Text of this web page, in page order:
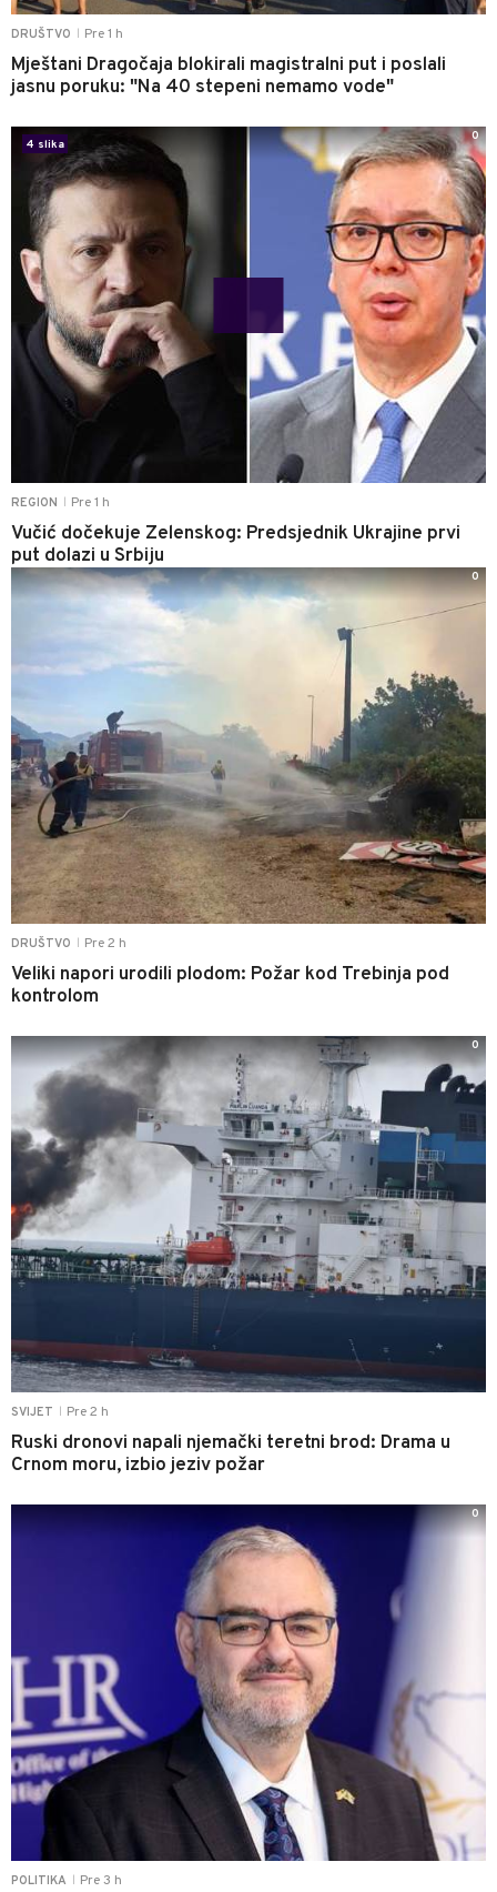
DRUŠTVO Pre 1 h
Mještani Dragočaja blokirali magistralni put i poslali
jasnu poruku: "Na 40 stepeni nemamo vode"
REGION Pre 1 h
Vučić dočekuje Zelenskog: Predsjednik Ukrajine prvi
put dolazi u Srbiju
4 slika
0
DRUŠTVO Pre 2 h
Veliki napori urodili plodom: Požar kod Trebinja pod
kontrolom
0
SVIJET Pre 2 h
Ruski dronovi napali njemački teretni brod: Drama u
Crnom moru, izbio jeziv požar
0
POLITIKA Pre 3 h
0